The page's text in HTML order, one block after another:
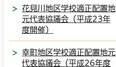
花見川地区学校適正配置地
元代表協議会（平成23年
度開催）
幸町地区学校適正配置地元
代表協議会（平成26年度